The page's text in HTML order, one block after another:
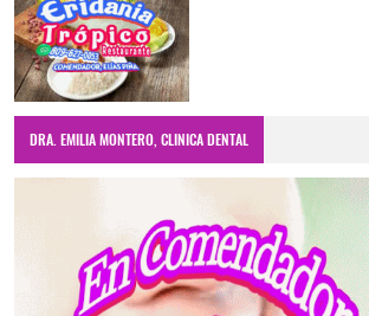
DRA. EMILIA MONTERO, CLINICA DENTAL